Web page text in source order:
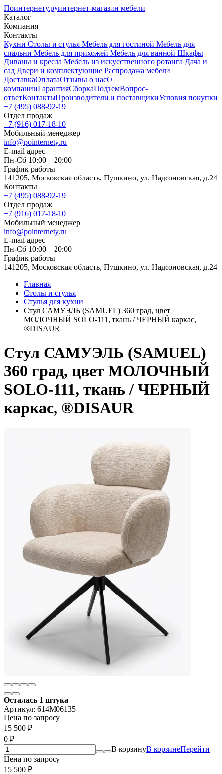
Поинтернету.руинтернет-магазин мебели
Каталог
Компания
Контакты
Кухни Столы и стулья Мебель для гостиной Мебель для
спальни Мебель для прихожей Мебель для ванной Шкафы
Диваны и кресла Мебель из искусственного ротанга Дача и
сад Двери и комплектующие Распродажа мебели
ДоставкаОплатаОтзывы о насО
компанииГарантияСборкаПодъемВопрос-
ответКонтактыПроизводители и поставщикиУсловия покупки
+7 (495) 088-92-19
Отдел продаж
+7 (916) 017-18-10
Мобильный менеджер
info@pointernety.ru
E-mail адрес
Пн-Сб 10:00—20:00
График работы
141205, Московская область, Пушкино, ул. Надсоновская, д.24
Контакты
+7 (495) 088-92-19
Отдел продаж
+7 (916) 017-18-10
Мобильный менеджер
info@pointernety.ru
E-mail адрес
Пн-Сб 10:00—20:00
График работы
141205, Московская область, Пушкино, ул. Надсоновская, д.24
Главная
Столы и стулья
Стулья для кухни
Стул САМУЭЛЬ (SAMUEL) 360 град, цвет
МОЛОЧНЫЙ SOLO-111, ткань / ЧЕРНЫЙ каркас,
®DISAUR
Стул САМУЭЛЬ (SAMUEL)
360 град, цвет МОЛОЧНЫЙ
SOLO-111, ткань / ЧЕРНЫЙ
каркас, ®DISAUR
Осталась 1 штука
Артикул: 614M06135
Цена по запросу
15 500 ₽
0 ₽
В корзинуВ корзинеПерейти
Цена по запросу
15 500 ₽